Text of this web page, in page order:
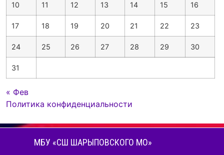
10 11 12 13 14 15 16
17 18 19 20 21 22 23
24 25 26 27 28 29 30
31
« Фев
Политика конфиденциальности
МБУ «СШ ШАРЫПОВСКОГО МО»